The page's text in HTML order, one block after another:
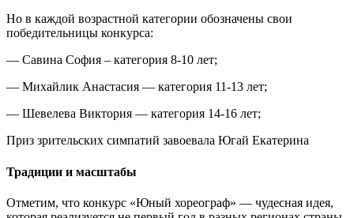
Но в каждой возрастной категории обозначены свои
победительницы конкурса:
— Савина София – категория 8-10 лет;
— Михайлик Анастасия — категория 11-13 лет;
— Шевелева Виктория — категория 14-16 лет;
Приз зрительских симпатий завоевала Югай Екатерина
Традиции и масштабы
Отметим, что конкурс «Юный хореограф» — чудесная идея,